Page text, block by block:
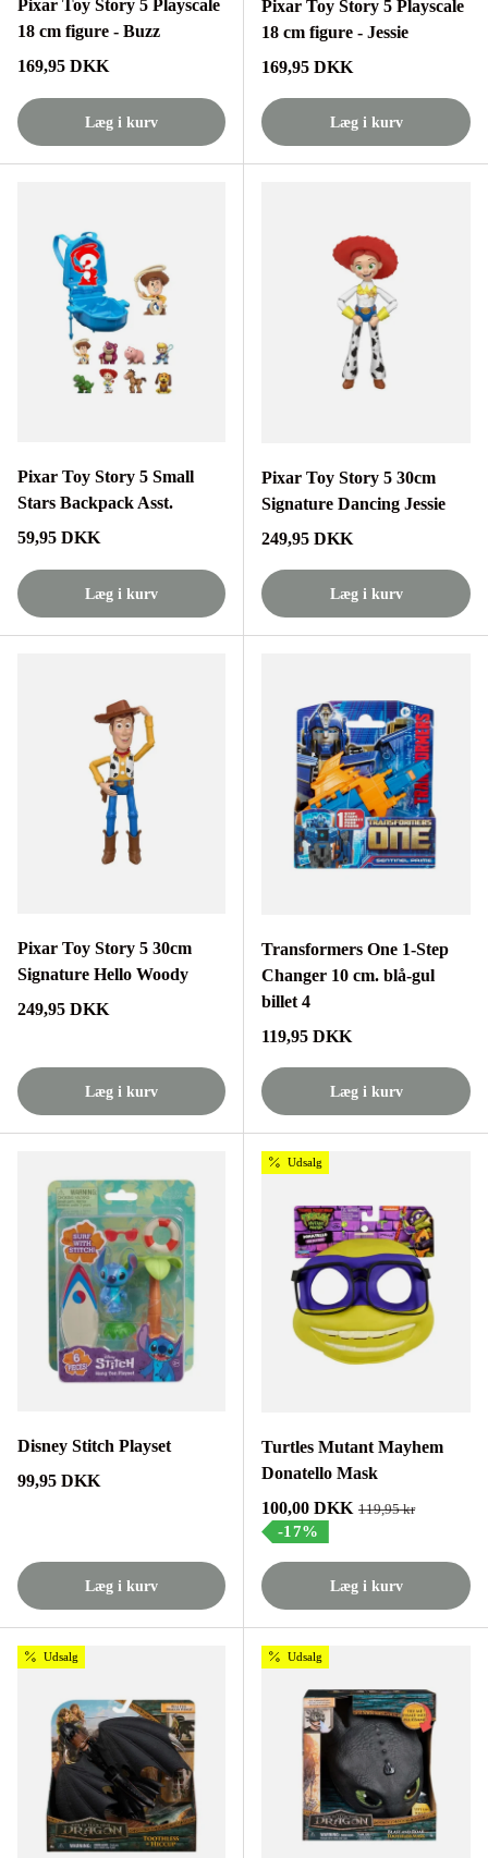
Pixar Toy Story 5 Playscale
18 cm figure - Buzz
Normalpris
169,95 DKK
Læg i kurv
Pixar Toy Story 5 Playscale
18 cm figure - Jessie
Normalpris
169,95 DKK
Læg i kurv
Pixar Toy Story 5 Small
Stars Backpack Asst.
Normalpris
59,95 DKK
Læg i kurv
Pixar Toy Story 5 30cm
Signature Dancing Jessie
Normalpris
249,95 DKK
Læg i kurv
Pixar Toy Story 5 30cm
Signature Hello Woody
Normalpris
249,95 DKK
Læg i kurv
Transformers One 1-Step
Changer 10 cm. blå-gul
billet 4
Normalpris
119,95 DKK
Læg i kurv
Disney Stitch Playset
Normalpris
99,95 DKK
Læg i kurv
Udsalg
Turtles Mutant Mayhem
Donatello Mask
Tilbudspris
100,00 DKK Normalpris
119,95 kr
-17%
Læg i kurv
Udsalg Udsalg